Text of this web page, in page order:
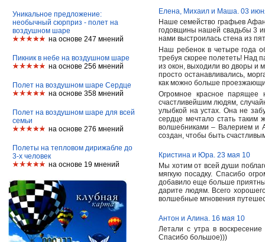
Уникальное предложение:
необычный сюрприз - полет на
воздушном шаре
на основе 247 мнений
Пикник в небе на воздушном шаре
на основе 256 мнений
Полет на воздушном шаре Сердце
на основе 358 мнений
Полет на воздушном шаре для всей
семьи
на основе 276 мнений
Полеты на тепловом дирижабле до
3-х человек
на основе 19 мнений
Елена, Михаил и Маша. 03
Наше семейство графьев
годовщины нашей свадьбы 3
нами выстроилась стена из
Наш ребенок в четыре года
требуя скорее полететь! Над
из окон, выходили во дворы и
просто останавливались,
как можно больше
Огромное красное
счастливейшим людям,
улыбкой на устах. Она не
сердце мечтало стать
волшебниками – Валерием и
создан, чтобы быть
Кристина и Юра. 23 мая 10
Мы хотим от всей души
мягкую посадку. Спасибо
добавило еще больше
дарите людям. Всего
волшебные мгновения
Антон и Алина. 16 мая 10
Летали с утра в
Спасибо большое)))